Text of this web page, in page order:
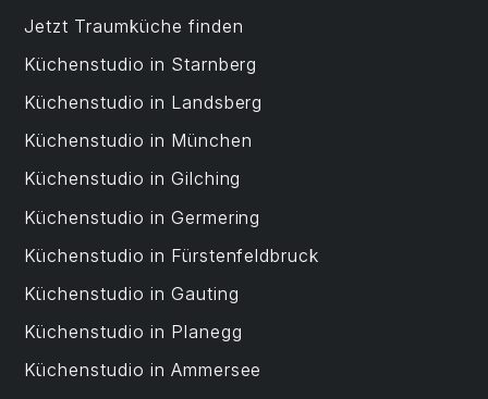
Jetzt Traumküche finden
Küchenstudio in Starnberg
Küchenstudio in Landsberg
Küchenstudio in München
Küchenstudio in Gilching
Küchenstudio in Germering
Küchenstudio in Fürstenfeldbruck
Küchenstudio in Gauting
Küchenstudio in Planegg
Küchenstudio in Ammersee